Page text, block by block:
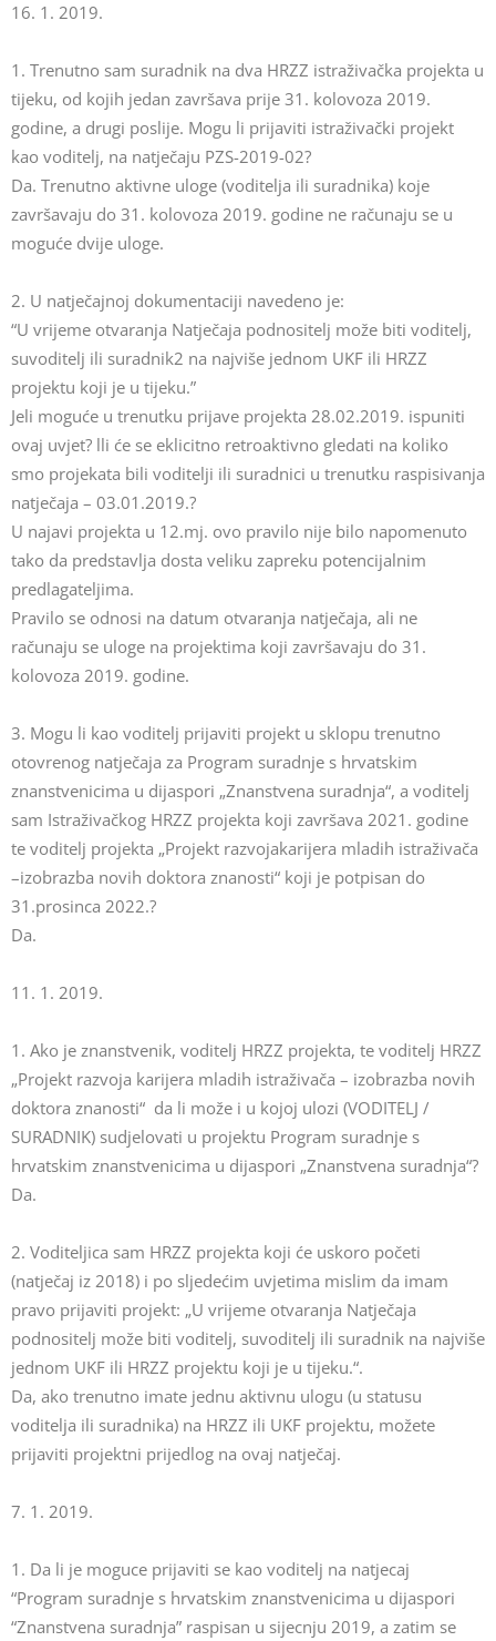
16. 1. 2019.
1. Trenutno sam suradnik na dva HRZZ istraživačka projekta u
tijeku, od kojih jedan završava prije 31. kolovoza 2019.
godine, a drugi poslije. Mogu li prijaviti istraživački projekt
kao voditelj, na natječaju PZS-2019-02?
Da. Trenutno aktivne uloge (voditelja ili suradnika) koje
završavaju do 31. kolovoza 2019. godine ne računaju se u
moguće dvije uloge.
2. U natječajnoj dokumentaciji navedeno je:
“U vrijeme otvaranja Natječaja podnositelj može biti voditelj,
suvoditelj ili suradnik2 na najviše jednom UKF ili HRZZ
projektu koji je u tijeku.”
Jeli moguće u trenutku prijave projekta 28.02.2019. ispuniti
ovaj uvjet? lli će se eklicitno retroaktivno gledati na koliko
smo projekata bili voditelji ili suradnici u trenutku raspisivanja
natječaja – 03.01.2019.?
U najavi projekta u 12.mj. ovo pravilo nije bilo napomenuto
tako da predstavlja dosta veliku zapreku potencijalnim
predlagateljima.
Pravilo se odnosi na datum otvaranja natječaja, ali ne
računaju se uloge na projektima koji završavaju do 31.
kolovoza 2019. godine.
3. Mogu li kao voditelj prijaviti projekt u sklopu trenutno
otovrenog natječaja za Program suradnje s hrvatskim
znanstvenicima u dijaspori „Znanstvena suradnja“, a voditelj
sam Istraživačkog HRZZ projekta koji završava 2021. godine
te voditelj projekta „Projekt razvojakarijera mladih istraživača
–izobrazba novih doktora znanosti“ koji je potpisan do
31.prosinca 2022.?
Da.
11. 1. 2019.
1. Ako je znanstvenik, voditelj HRZZ projekta, te voditelj HRZZ
„Projekt razvoja karijera mladih istraživača – izobrazba novih
doktora znanosti“ da li može i u kojoj ulozi (VODITELJ /
SURADNIK) sudjelovati u projektu Program suradnje s
hrvatskim znanstvenicima u dijaspori „Znanstvena suradnja“?
Da.
2. Voditeljica sam HRZZ projekta koji će uskoro početi
(natječaj iz 2018) i po sljedećim uvjetima mislim da imam
pravo prijaviti projekt: „U vrijeme otvaranja Natječaja
podnositelj može biti voditelj, suvoditelj ili suradnik na najviše
jednom UKF ili HRZZ projektu koji je u tijeku.“.
Da, ako trenutno imate jednu aktivnu ulogu (u statusu
voditelja ili suradnika) na HRZZ ili UKF projektu, možete
prijaviti projektni prijedlog na ovaj natječaj.
7. 1. 2019.
1. Da li je moguce prijaviti se kao voditelj na natjecaj
“Program suradnje s hrvatskim znanstvenicima u dijaspori
“Znanstvena suradnja” raspisan u sijecnju 2019, a zatim se